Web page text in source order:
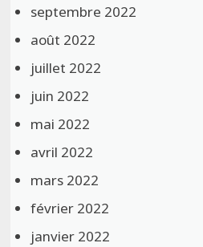
septembre 2022
août 2022
juillet 2022
juin 2022
mai 2022
avril 2022
mars 2022
février 2022
janvier 2022